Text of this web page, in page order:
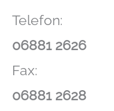
Telefon:
06881 2626
Fax:
06881 2628